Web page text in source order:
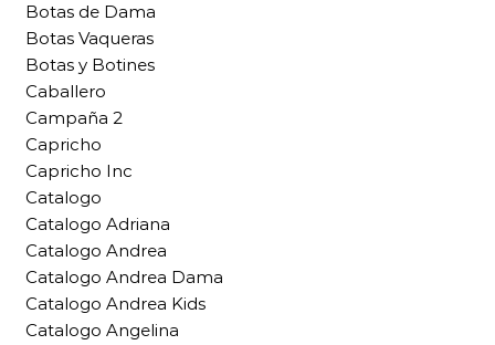
Botas de Dama
Botas Vaqueras
Botas y Botines
Caballero
Campaña 2
Capricho
Capricho Inc
Catalogo
Catalogo Adriana
Catalogo Andrea
Catalogo Andrea Dama
Catalogo Andrea Kids
Catalogo Angelina